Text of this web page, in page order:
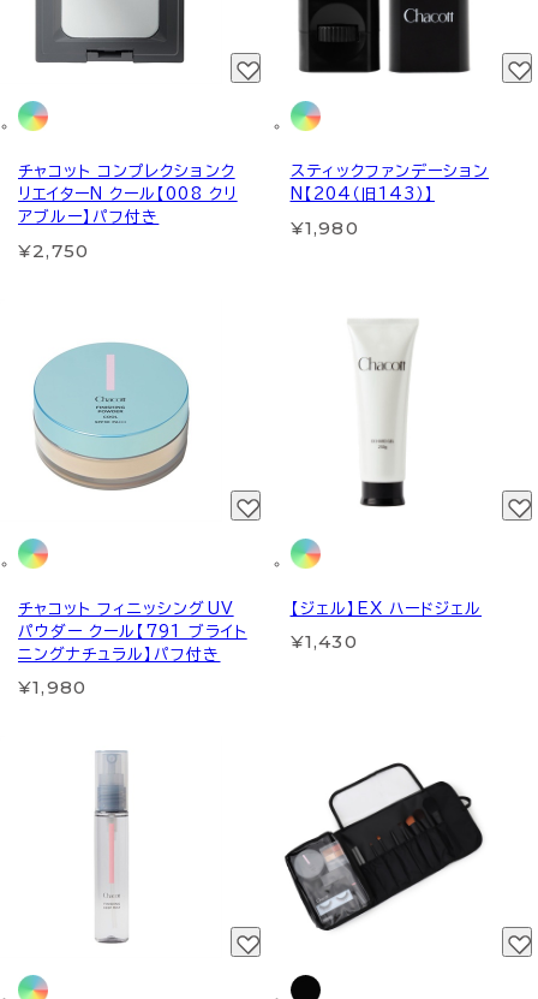
チャコット コンプレクションク
リエイターN クール【008 クリ
アブルー】パフ付き
¥2,750
スティックファンデーション
N【204（旧143）】
¥1,980
チャコット フィニッシングUV
パウダー クール【791 ブライト
ニングナチュラル】パフ付き
¥1,980
【ジェル】EX ハードジェル
¥1,430